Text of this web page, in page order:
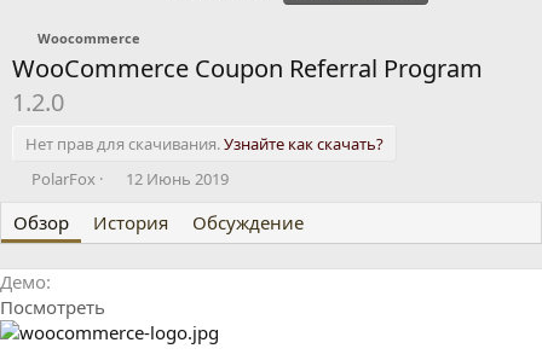
Woocommerce
WooCommerce Coupon Referral Program
1.2.0
Нет прав для скачивания.Узнайте как скачать?
А
т
о
р
PolarFox
Д
т
а
с
д
12 Июнь 2019
Обзор История Обсуждение
Демо
Посмотреть